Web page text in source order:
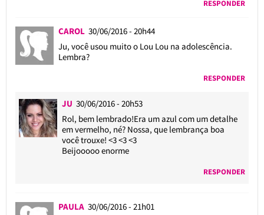
RESPONDER
CAROL 30/06/2016 - 20h44
Ju, você usou muito o Lou Lou na adolescência.
Lembra?
RESPONDER
JU 30/06/2016 - 20h53
Rol, bem lembrado!Era um azul com um detalhe
em vermelho, né? Nossa, que lembrança boa
você trouxe! <3 <3 <3
Beijooooo enorme
RESPONDER
PAULA 30/06/2016 - 21h01